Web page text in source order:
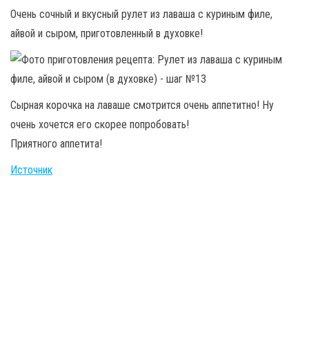
Очень сочный и вкусный рулет из лаваша с куриным филе,
айвой и сыром, приготовленный в духовке!
Сырная корочка на лаваше смотрится очень аппетитно! Ну
очень хочется его скорее попробовать!
Приятного аппетита!
Источник